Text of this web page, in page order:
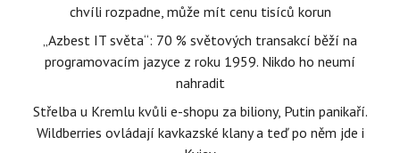
chvíli rozpadne, může mít cenu tisíců korun
„Azbest IT světa“: 70 % světových transakcí běží na
programovacím jazyce z roku 1959. Nikdo ho neumí
nahradit
Střelba u Kremlu kvůli e-shopu za biliony, Putin panikaří.
Wildberries ovládají kavkazské klany a teď po něm jde i